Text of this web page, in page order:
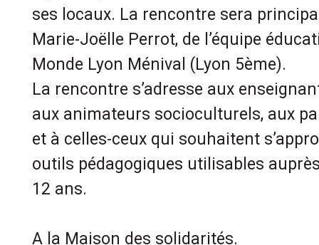
ses locaux. La rencontre sera
Marie-Joëlle Perrot, de l’équipe
Monde Lyon Ménival (Lyon 5ème).
La rencontre s’adresse aux
aux animateurs socioculturels, aux
et à celles-ceux qui souhaitent
outils pédagogiques utilisables
12 ans.
A la Maison des solidarités.